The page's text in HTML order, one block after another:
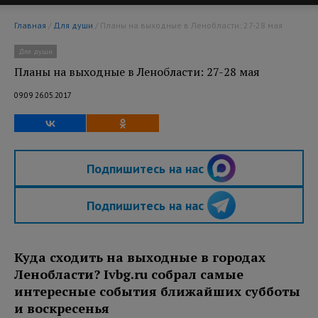
Главная / Для души / Планы на выходные в Ленобласти: 27-28 мая
Для души
Планы на выходные в Ленобласти: 27-28 мая
09:09 26.05.2017
Подпишитесь на нас
Подпишитесь на нас
Куда сходить на выходные в городах
Ленобласти? Ivbg.ru собрал самые
интересные события ближайших субботы
и воскресенья